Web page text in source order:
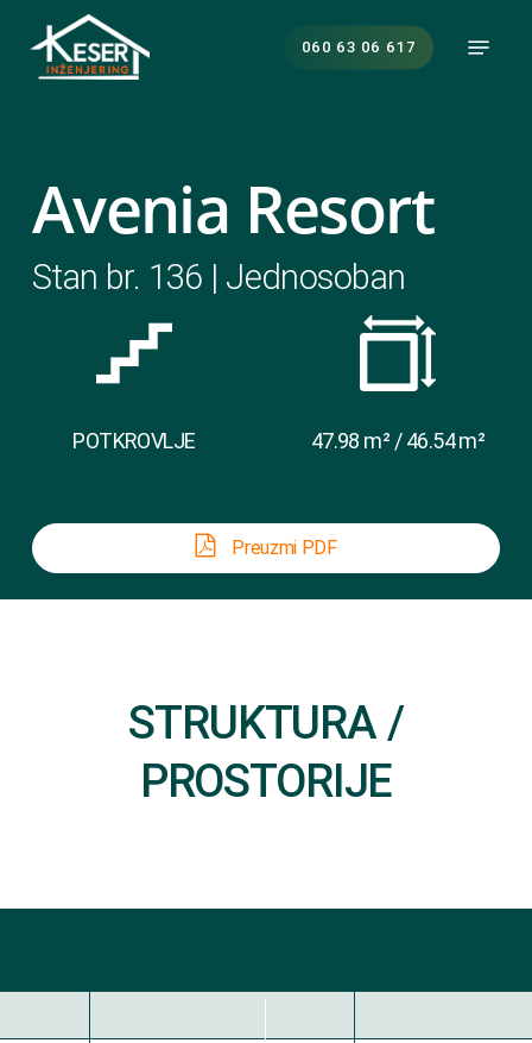
main
060 63 06 617
Avenia Resort
Stan br. 136 | Jednosoban
POTKROVLJE 47.98 m² / 46.54 m²
Preuzmi PDF
STRUKTURA /
PROSTORIJE